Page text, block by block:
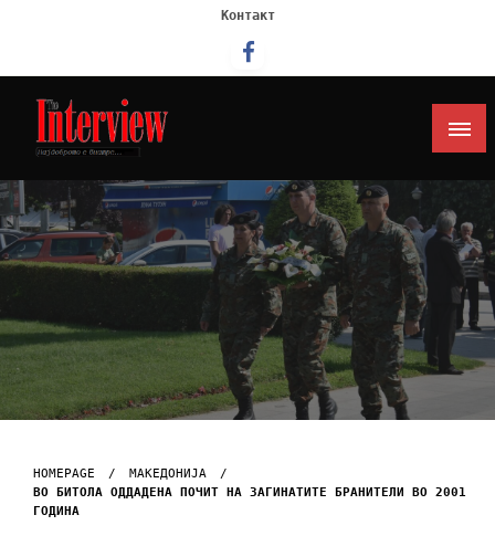
Контакт
Интервју
HOMEPAGE
МАКЕДОНИЈА
ВО БИТОЛА ОДДАДЕНА ПОЧИТ НА ЗАГИНАТИТЕ БРАНИТЕЛИ ВО 2001
ГОДИНА